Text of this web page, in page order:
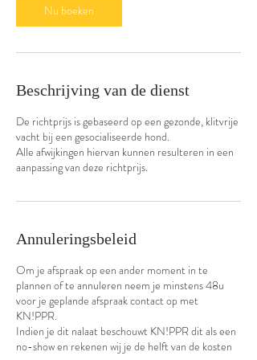
0
m
n
Nu boeken
Beschrijving van de dienst
De richtprijs is gebaseerd op een gezonde, klitvrije
vacht bij een gesocialiseerde hond.
Alle afwijkingen hiervan kunnen resulteren in een
aanpassing van deze richtprijs.
Annuleringsbeleid
Om je afspraak op een ander moment in te
plannen of te annuleren neem je minstens 48u
voor je geplande afspraak contact op met
KN!PPR.
Indien je dit nalaat beschouwt KN!PPR dit als een
no-show en rekenen wij je de helft van de kosten